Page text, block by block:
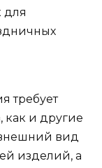
для
требует
как и другие
вид
изделий, а